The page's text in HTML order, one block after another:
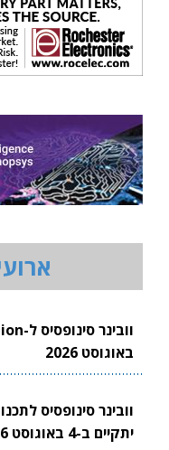
באוגוסט 2026
יתקיים ב-4 באוגוסט 2026